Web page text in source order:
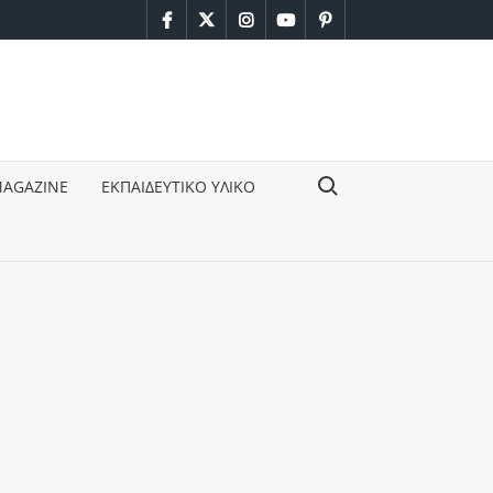
facebook
twitterinstagram
youtubepinterest
ΕΚΠΑΙΔΕΥΤΙΚΟ ΥΛΙΚΟ Search for: